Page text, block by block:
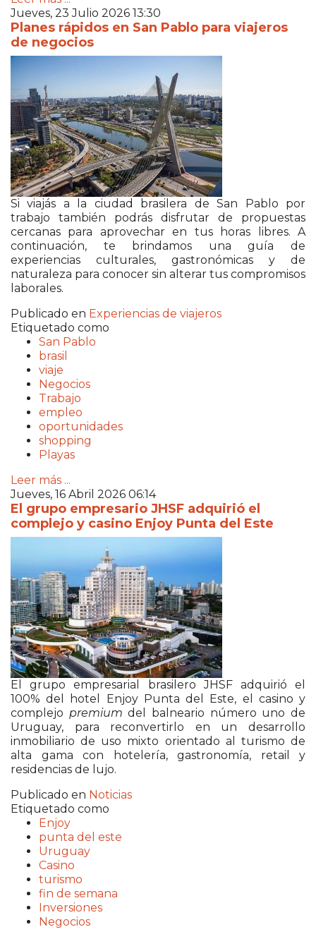
Jueves, 23 Julio 2026 13:30
Planes rápidos en San Pablo para viajeros
de negocios
Si viajás a la ciudad brasilera de San Pablo por
trabajo también podrás disfrutar de propuestas
cercanas para aprovechar en tus horas libres. A
continuación, te brindamos una guía de
experiencias culturales, gastronómicas y de
naturaleza para conocer sin alterar tus compromisos
laborales.
Publicado en Experiencias de viajeros
Etiquetado como
San Pablo
brasil
viaje
Negocios
Trabajo
empleo
oportunidades
shopping
Playas
Leer más ...
Jueves, 16 Abril 2026 06:14
El grupo empresario JHSF adquirió el
complejo y casino Enjoy Punta del Este
El grupo empresarial brasileroJHSFadquirió el
100% del hotel Enjoy Punta del Este, el casino y
complejo premium del balneario número uno de
Uruguay, para reconvertirlo en un desarrollo
inmobiliario de uso mixto orientado al turismo de
alta gama con hotelería, gastronomía, retail y
residencias de lujo.
Publicado en Noticias
Etiquetado como
Enjoy
punta del este
Uruguay
Casino
turismo
fin de semana
Inversiones
Negocios